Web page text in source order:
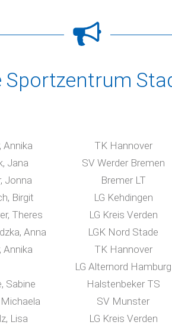
Sportzentrum
Annika TK Hannover
Jana SV Werder Bremen
Jonna Bremer LT
Birgit LG Kehdingen
Theres LG Kreis Verden
Anna LGK Nord Stade
Annika TK Hannover
LG Alternord Hamburg
Sabine Halstenbeker TS
SV Munster
Lisa LG Kreis Verden